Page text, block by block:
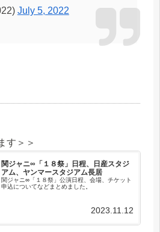
July 5, 2022
す＞＞
関ジャニ∞「１８祭」日程、日産スタジ
アム、ヤンマースタジアム長居
関ジャニ∞「１８祭」公演日程、会場、チケット
申込についてなどまとめました。
2023.11.12